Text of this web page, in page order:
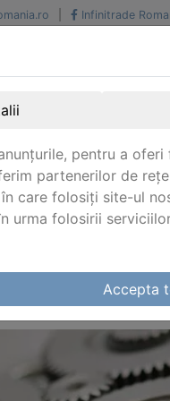
Infinitrade
Livrari din stoc intern
pentru a
partenerilor de
care folosiți site-ul
urma folosirii
Accepta